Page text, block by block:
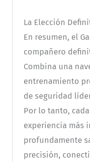
La Elección
En resumen, el
compañero
Combina una
entrenamiento
de seguridad
Por lo tanto,
experiencia más
profundamente
precisión,